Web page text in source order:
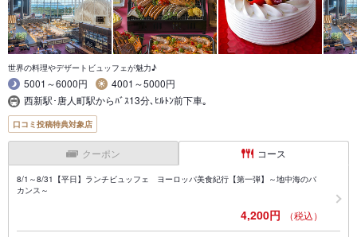
世界の料理やデザートビュッフェが魅力♪
5001～6000円
4001～5000円
西新駅･唐人町駅からﾊﾞｽ13分､ﾋﾙﾄﾝ前下車｡
口コミ投稿特典対象店
クーポン コース
8/1～8/31【平日】ランチビュッフェ ヨーロッパ美食紀行【第一弾】～地中海のバ
カンス～
4,200円 （税込）